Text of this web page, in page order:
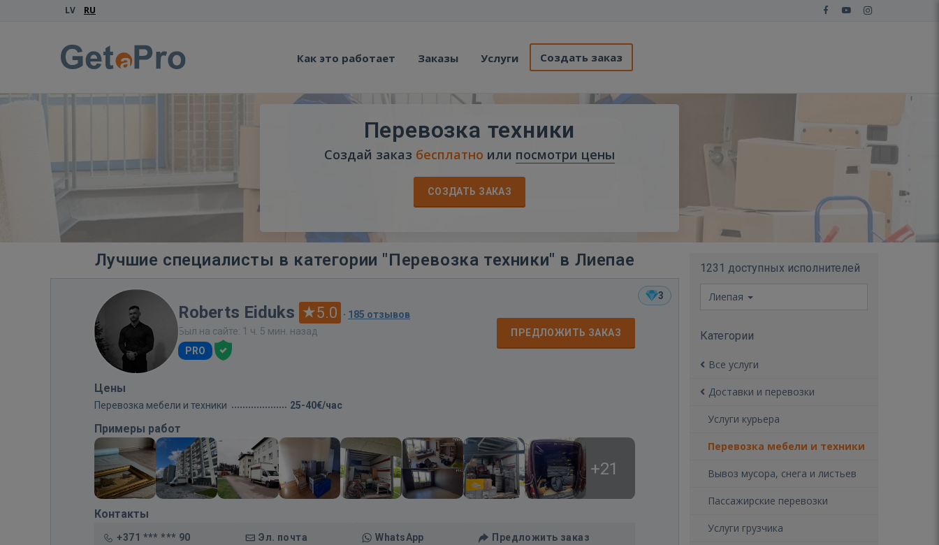
LV RU
Как это работает Заказы Услуги Создать заказ
Перевозка техники
Создай заказ бесплатно или посмотри цены
СОЗДАТЬ ЗАКАЗ
Лучшие специалисты в категории "Перевозка техники" в Лиепае
3
Roberts Eiduks 5.0 · 185 отзывов
Был на сайте: 1 ч. 5 мин. назад
PRO
ПРЕДЛОЖИТЬ ЗАКАЗ
Цены
Перевозка мебели и техники 25-40€/час
Примеры работ
+21
Контакты
+371 *** *** 90 Эл. почта WhatsApp Предложить заказ
1231 доступных исполнителей
Лиепая
Категории
Все услуги
Доставки и перевозки
Услуги курьера
Перевозка мебели и техники
Вывоз мусора, снега и листьев
Пассажирские перевозки
Услуги грузчика